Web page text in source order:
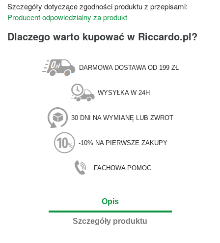
Szczegóły dotyczące zgodności produktu z przepisami:
Producent odpowiedzialny za produkt
Dlaczego warto kupować w Riccardo.pl?
DARMOWA DOSTAWA OD 199 ZŁ
WYSYŁKA W 24H
30 DNI NA WYMIANĘ LUB ZWROT
-10% NA PIERWSZE ZAKUPY
FACHOWA POMOC
Opis
Szczegóły produktu